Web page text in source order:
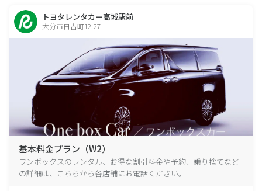
トヨタレンタカー高城駅前
大分市日吉町12-27
基本料金プラン（W2）
ワンボックスのレンタル、お得な割引料金や予約、乗り捨てなど
の詳細は、こちらから各店舗にお電話ください。